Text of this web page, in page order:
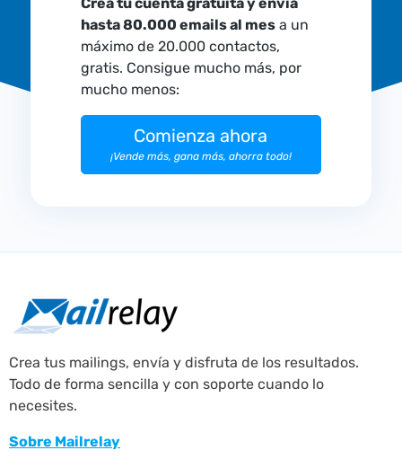
Crea tu cuenta gratuita y envía
hasta 80.000 emails al mesa un
máximo de 20.000 contactos,
gratis. Consigue mucho más, por
mucho menos:
Comienza ahora
¡Vende más, gana más, ahorra todo!
Crea tus mailings, envía y disfruta de los resultados.
Todo de forma sencilla y con soporte cuando lo
necesites.
Sobre Mailrelay